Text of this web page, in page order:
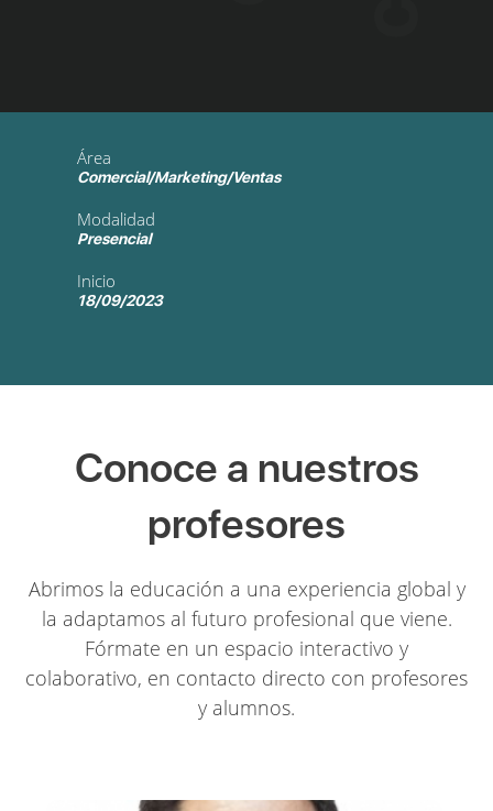
Área
Comercial/Marketing/Ventas
Modalidad
Presencial
Inicio
18/09/2023
Conoce a nuestros
profesores
Abrimos la educación a una experiencia global y
la adaptamos al futuro profesional que viene.
Fórmate en un espacio interactivo y
colaborativo, en contacto directo con profesores
y alumnos.